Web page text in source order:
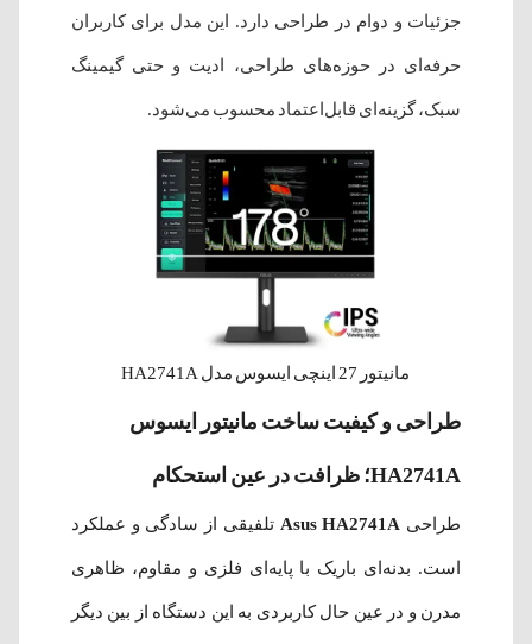
جزئیات و دوام در طراحی دارد. این مدل برای کاربران
حرفه‌ای در حوزه‌های طراحی، ادیت و حتی گیمینگ
سبک، گزینه‌ای قابل‌اعتماد محسوب می‌شود.
مانیتور 27 اینچی ایسوس مدل HA2741A
طراحی و کیفیت ساخت مانیتور ایسوس
HA2741A؛ ظرافت در عین استحکام
طراحی Asus HA2741A تلفیقی از سادگی و عملکرد
است. بدنه‌ای باریک با پایه‌ای فلزی و مقاوم، ظاهری
مدرن و در عین حال کاربردی به این دستگاه از بین دیگر